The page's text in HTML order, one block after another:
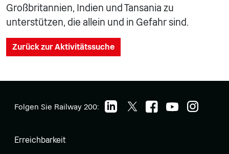
Großbritannien, Indien und Tansania zu
unterstützen, die allein und in Gefahr sind.
Zurück zur Aktivitätssuche
Folgen Sie Railway 200:
Erreichbarkeit